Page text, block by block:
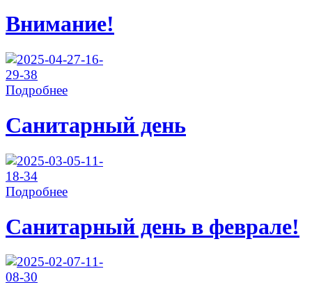
Внимание!
Подробнее
Санитарный день
Подробнее
Санитарный день в феврале!